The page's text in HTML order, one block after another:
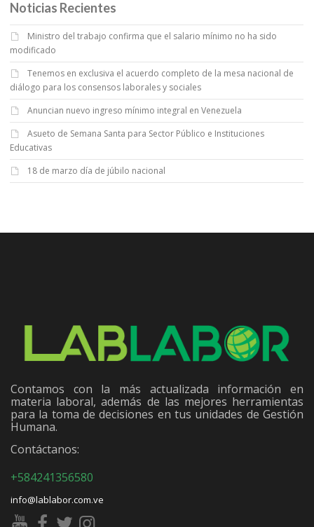
Noticias Recientes
Ministro del trabajo confirma que el salario mínimo no ha sido
modificado
Tenemos en exclusiva el acuerdo completo de la mesa nacional de
diálogo para los consensos laborales y sociales
Anuncian nuevo ingreso mínimo integral en Venezuela
Asueto de Semana Santa para Sector Público e Instituciones
Educativas
18 de marzo día de júbilo nacional
Contamos con la más actualizada información en
materia laboral, además de las mejores herramientas
para la toma de decisiones en tus unidades de Gestión
Humana.
Contáctanos:
+584241356580
info@lablabor.com.ve